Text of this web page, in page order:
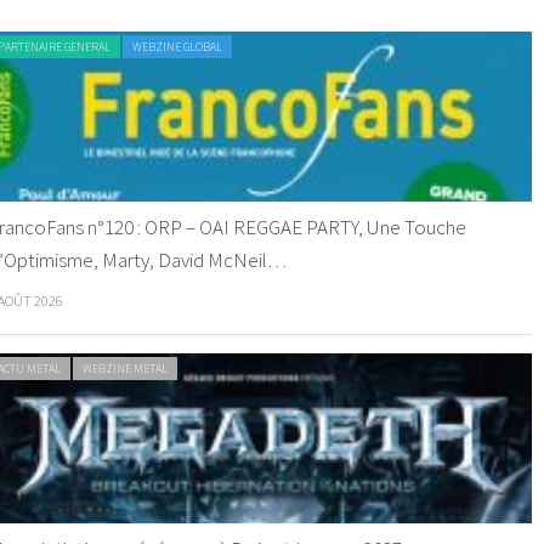
GENERAL WEBZINE GLOBAL
n°120 : ORP – OAI REGGAE PARTY, Une Touche
Marty, David McNeil…
2026
METAL WEBZINE METAL